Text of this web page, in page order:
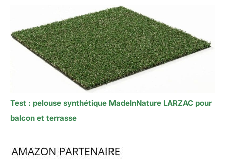
Test : pelouse synthétique MadeInNature LARZAC pour
balcon et terrasse